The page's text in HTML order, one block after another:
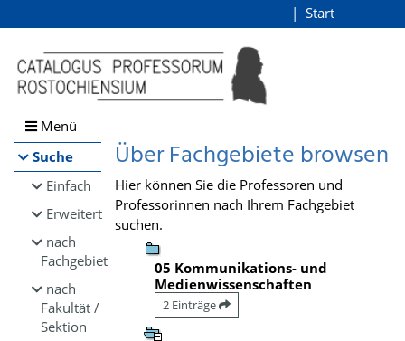
Browsen
direkt zum Inhalt
Start
Menü
Suche
Einfach
Erweitert
nach
Fachgebiet
nach
Fakultät /
Sektion
Über Fachgebiete browsen
Hier können Sie die Professoren und
Professorinnen nach Ihrem Fachgebiet
suchen.
05 Kommunikations- und
Medienwissenschaften
2 Einträge